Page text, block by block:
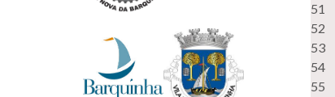
51
52
53
54
55